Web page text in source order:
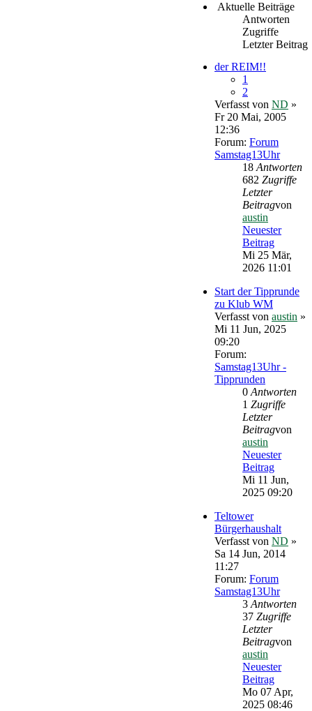
Aktuelle Beiträge
Antworten
Zugriffe
Letzter Beitrag
der REIM!!
1
2
Verfasst von ND »
Fr 20 Mai, 2005
12:36
Forum: Forum
Samstag13Uhr
18 Antworten
682 Zugriffe
Letzter
Beitragvon
austin
Neuester
Beitrag
Mi 25 Mär,
2026 11:01
Start der Tipprunde
zu Klub WM
Verfasst von austin »
Mi 11 Jun, 2025
09:20
Forum:
Samstag13Uhr -
Tipprunden
0 Antworten
1 Zugriffe
Letzter
Beitragvon
austin
Neuester
Beitrag
Mi 11 Jun,
2025 09:20
Teltower
Bürgerhaushalt
Verfasst von ND »
Sa 14 Jun, 2014
11:27
Forum: Forum
Samstag13Uhr
3 Antworten
37 Zugriffe
Letzter
Beitragvon
austin
Neuester
Beitrag
Mo 07 Apr,
2025 08:46